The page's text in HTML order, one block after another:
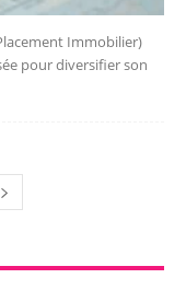
Immobilier)
pour diversifier son